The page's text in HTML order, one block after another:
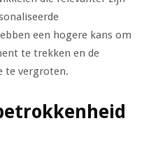
een hogere kans om
te trekken en de
te vergroten.